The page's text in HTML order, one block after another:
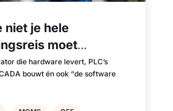
niet je hele
moet
aan één system
die hardware levert, PLC’s
bouwt én ook “de software